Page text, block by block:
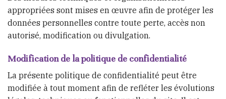
appropriées sont mises en œuvre afin de protéger les
données personnelles contre toute perte, accès non
autorisé, modification ou divulgation.
Modification de la politique de confidentialité
La présente politique de confidentialité peut être
modifiée à tout moment afin de refléter les évolutions